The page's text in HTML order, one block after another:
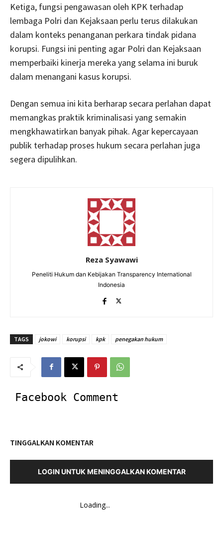
Ketiga, fungsi pengawasan oleh KPK terhadap
lembaga Polri dan Kejaksaan perlu terus dilakukan
dalam konteks penanganan perkara tindak pidana
korupsi. Fungsi ini penting agar Polri dan Kejaksaan
memperbaiki kinerja mereka yang selama ini buruk
dalam menangani kasus korupsi.
Dengan semua ini kita berharap secara perlahan dapat
memangkas praktik kriminalisasi yang semakin
mengkhawatirkan banyak pihak. Agar kepercayaan
publik terhadap proses hukum secara perlahan juga
segera dipulihkan.
Reza Syawawi
Peneliti Hukum dan Kebijakan Transparency International
Indonesia
TAGS jokowi korupsi kpk penegakan hukum
Facebook Comment
TINGGALKAN KOMENTAR
LOGIN UNTUK MENINGGALKAN KOMENTAR
Loading...